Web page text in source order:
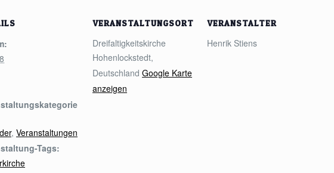
, Veranstaltungen
Tags:
VERANSTALTUNGSORT
Dreifaltigkeitskirche
Hohenlockstedt,
Deutschland Google Karte
anzeigen
VERANSTALTER
Henrik Stiens